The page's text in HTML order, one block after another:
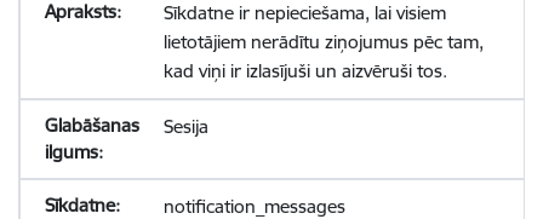
Sīkdatne ir nepieciešama, lai visiem
lietotājiem nerādītu ziņojumus pēc tam,
kad viņi ir izlasījuši un aizvēruši tos.
Sesija
notification_messages